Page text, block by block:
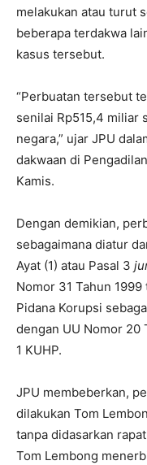
melakukan atau turut
beberapa terdakwa
kasus tersebut.
“Perbuatan tersebut
senilai Rp515,4 miliar
negara,” ujar JPU
dakwaan di
Kamis.
Dengan demikian,
sebagaimana diatur
Ayat (1) atau Pasal 3
Nomor 31 Tahun
Pidana Korupsi
dengan UU Nomor 20
1 KUHP.
JPU membeberkan,
dilakukan Tom
tanpa didasarkan
Tom Lembong